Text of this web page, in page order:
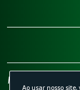
Megatrab -
Ao usar nosso